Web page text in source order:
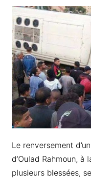
Le renversement
d’Oulad Rahmoun,
plusieurs blessées,